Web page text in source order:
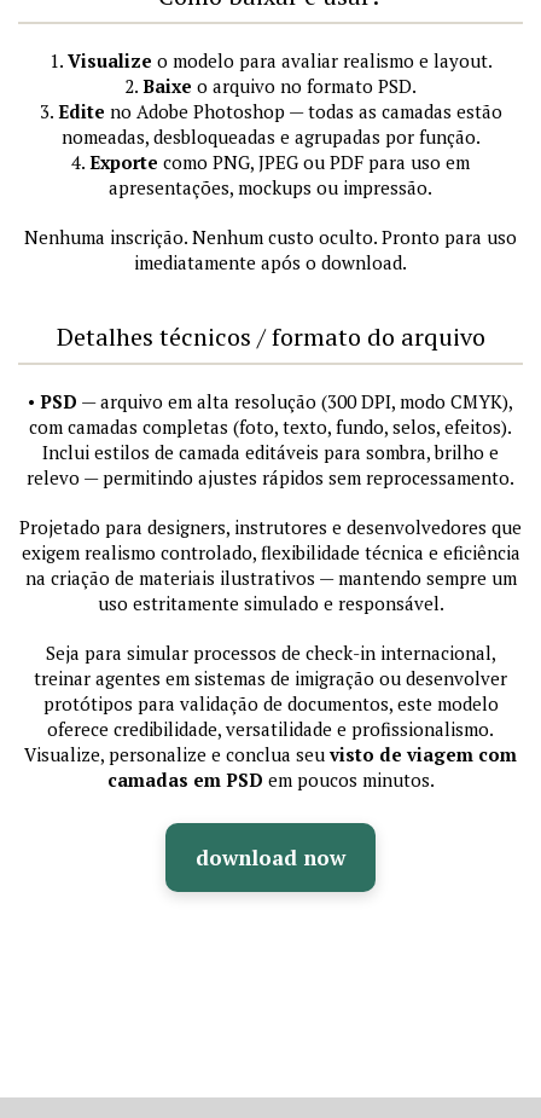
1. Visualize o modelo para avaliar realismo e layout.
2. Baixe o arquivo no formato PSD.
3. Edite no Adobe Photoshop — todas as camadas estão
nomeadas, desbloqueadas e agrupadas por função.
4. Exporte como PNG, JPEG ou PDF para uso em
apresentações, mockups ou impressão.
Nenhuma inscrição. Nenhum custo oculto. Pronto para uso
imediatamente após o download.
Detalhes técnicos / formato do arquivo
• PSD — arquivo em alta resolução (300 DPI, modo CMYK),
com camadas completas (foto, texto, fundo, selos, efeitos).
Inclui estilos de camada editáveis para sombra, brilho e
relevo — permitindo ajustes rápidos sem reprocessamento.
Projetado para designers, instrutores e desenvolvedores que
exigem realismo controlado, flexibilidade técnica e eficiência
na criação de materiais ilustrativos — mantendo sempre um
uso estritamente simulado e responsável.
Seja para simular processos de check-in internacional,
treinar agentes em sistemas de imigração ou desenvolver
protótipos para validação de documentos, este modelo
oferece credibilidade, versatilidade e profissionalismo.
Visualize, personalize e conclua seuvisto de viagem com
camadas em PSD em poucos minutos.
download now